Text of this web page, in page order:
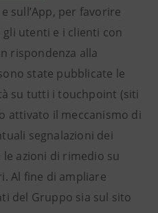
sull’App, per favorire
utenti e i clienti con
rispondenza alla
state pubblicate le
su tutti i touchpoint (siti
attivato il meccanismo di
segnalazioni dei
azioni di rimedio su
Al fine di ampliare
del Gruppo sia sul sito